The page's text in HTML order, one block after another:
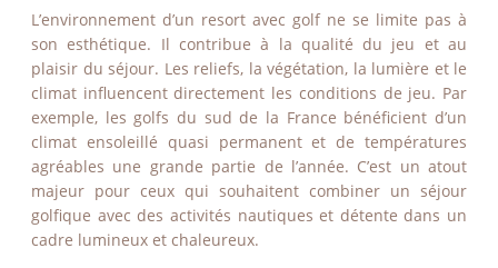
L’environnement d’un resort avec golf ne se limite pas à
son esthétique. Il contribue à la qualité du jeu et au
plaisir du séjour. Les reliefs, la végétation, la lumière et le
climat influencent directement les conditions de jeu. Par
exemple, les golfs du sud de la France bénéficient d’un
climat ensoleillé quasi permanent et de températures
agréables une grande partie de l’année. C’est un atout
majeur pour ceux qui souhaitent combiner un séjour
golfique avec des activités nautiques et détente dans un
cadre lumineux et chaleureux.